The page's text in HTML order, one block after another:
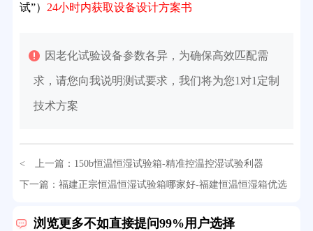
试”） 24小时内获取设备设计方案书
因老化试验设备参数各异，为确保高效匹配需
求，请您向我说明测试要求，我们将为您1对1定制
技术方案
< 上一篇： 150b恒温恒湿试验箱-精准控温控湿试验利器
下一篇： 福建正宗恒温恒湿试验箱哪家好-福建恒温恒湿箱优选
浏览更多不如直接提问99%用户选择
32分钟前用户提问：氙灯老化试验箱价格多少？
2分钟前用户提问：大型高温老化房价格多少钱？
5分钟前用户提问：高温恒温试验箱待机温度多少？